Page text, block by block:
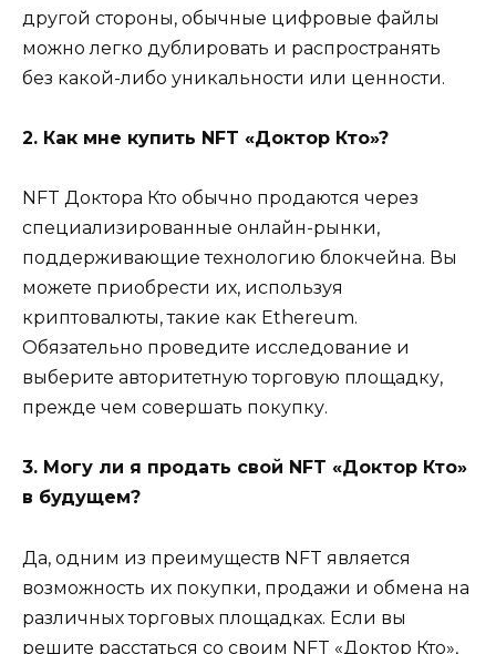
другой стороны, обычные цифровые файлы
можно легко дублировать и распространять
без какой-либо уникальности или ценности.
2. Как мне купить NFT «Доктор Кто»?
NFT Доктора Кто обычно продаются через
специализированные онлайн-рынки,
поддерживающие технологию блокчейна. Вы
можете приобрести их, используя
криптовалюты, такие как Ethereum.
Обязательно проведите исследование и
выберите авторитетную торговую площадку,
прежде чем совершать покупку.
3. Могу ли я продать свой NFT «Доктор Кто»
в будущем?
Да, одним из преимуществ NFT является
возможность их покупки, продажи и обмена на
различных торговых площадках. Если вы
решите расстаться со своим NFT «Доктор Кто»,